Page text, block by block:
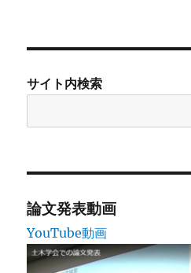
の
ペ
ー
ジ
送
り
サイト内検索
論文発表動画
YouTube動画